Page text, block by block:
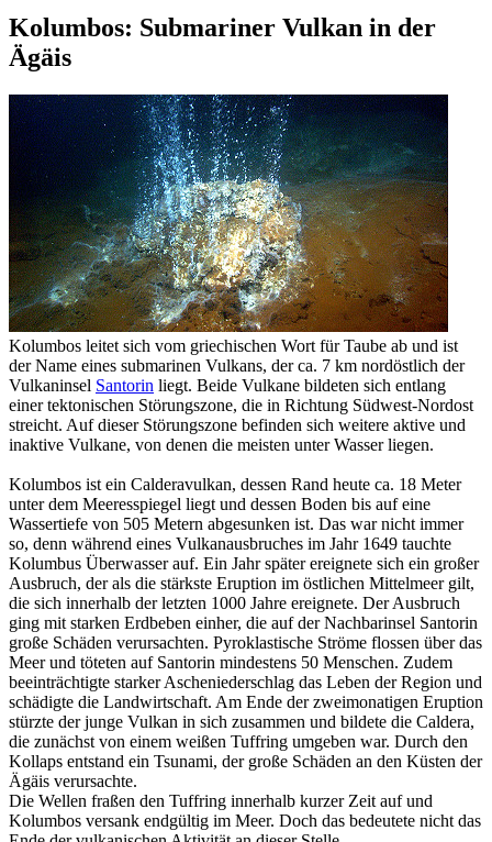
Kolumbos: Submariner Vulkan in der
Ägäis
Kolumbos leitet sich vom griechischen Wort für Taube ab und ist
der Name eines submarinen Vulkans, der ca. 7 km nordöstlich der
Vulkaninsel Santorin liegt. Beide Vulkane bildeten sich entlang
einer tektonischen Störungszone, die in Richtung Südwest-Nordost
streicht. Auf dieser Störungszone befinden sich weitere aktive und
inaktive Vulkane, von denen die meisten unter Wasser liegen.
Kolumbos ist ein Calderavulkan, dessen Rand heute ca. 18 Meter
unter dem Meeresspiegel liegt und dessen Boden bis auf eine
Wassertiefe von 505 Metern abgesunken ist. Das war nicht immer
so, denn während eines Vulkanausbruches im Jahr 1649 tauchte
Kolumbus Überwasser auf. Ein Jahr später ereignete sich ein großer
Ausbruch, der als die stärkste Eruption im östlichen Mittelmeer gilt,
die sich innerhalb der letzten 1000 Jahre ereignete. Der Ausbruch
ging mit starken Erdbeben einher, die auf der Nachbarinsel Santorin
große Schäden verursachten. Pyroklastische Ströme flossen über das
Meer und töteten auf Santorin mindestens 50 Menschen. Zudem
beeinträchtigte starker Ascheniederschlag das Leben der Region und
schädigte die Landwirtschaft. Am Ende der zweimonatigen Eruption
stürzte der junge Vulkan in sich zusammen und bildete die Caldera,
die zunächst von einem weißen Tuffring umgeben war. Durch den
Kollaps entstand ein Tsunami, der große Schäden an den Küsten der
Ägäis verursachte.
Die Wellen fraßen den Tuffring innerhalb kurzer Zeit auf und
Kolumbos versank endgültig im Meer. Doch das bedeutete nicht das